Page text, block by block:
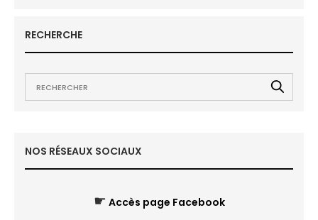
RECHERCHE
NOS RÉSEAUX SOCIAUX
☛ Accès page Facebook